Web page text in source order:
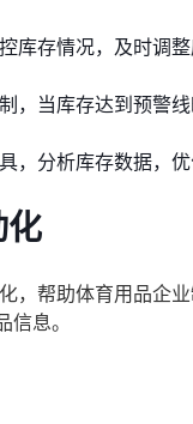
库存情况，及时调整
，当库存达到预警
，分析库存数据，
化
，帮助体育用品企
息。